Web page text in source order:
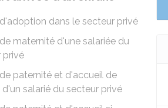
dans le secteur privé
maternité d'une salariée du
privé
paternité et d'accueil de
salarié du secteur privé